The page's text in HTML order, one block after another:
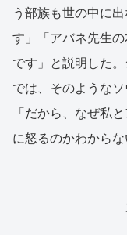
う部族も世の中に
す」「アバネ先生
です」と説明した
では、そのような
「だから、なぜ私
に怒るのかわからな